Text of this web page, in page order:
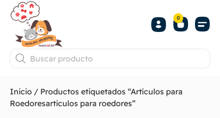
0
Inicio / Productos etiquetados “Artículos para
Roedoresarticulos para roedores”